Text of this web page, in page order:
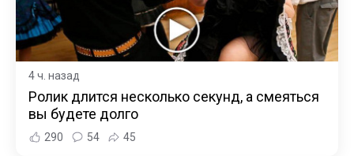
4 ч. назад
Ролик длится несколько секунд, а смеяться
вы будете долго
290 54 45